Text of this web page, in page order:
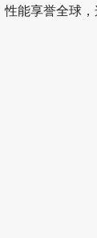
性能享誉全球，